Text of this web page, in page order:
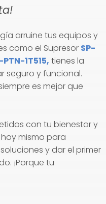
arruine tus equipos y
como el Supresor SP-
PTN-1T515, tienes la
seguro y funcional.
es mejor que
con tu bienestar y
mismo para
y dar el primer
¡Porque tu